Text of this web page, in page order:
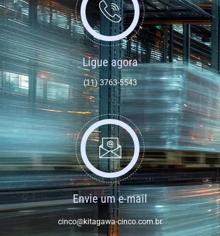
Ligue agora
(11) 3763-5543
Envie um e-mail
cinco@kitagawa-cinco.com.br